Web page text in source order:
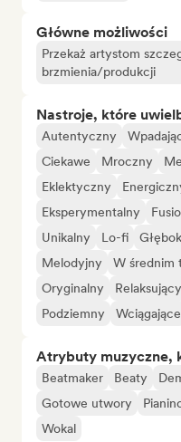
Główne możliwości
Przekaż artystom
brzmienia/produkcji
Nastroje, które
Autentyczny
Ciekawe
Mroczny
Eklektyczny
Eksperymentalny
Unikalny
Lo-fi
Melodyjny
W średnim
Oryginalny
Relaksujący
Podziemny
Wciągające
Atrybuty muzyczne,
Beatmaker Beaty
Gotowe utwory
Wokal